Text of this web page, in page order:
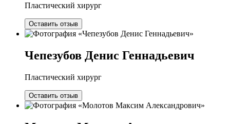
Пластический хирург
Оставить отзыв
Чепезубов Денис Геннадьевич
Пластический хирург
Оставить отзыв